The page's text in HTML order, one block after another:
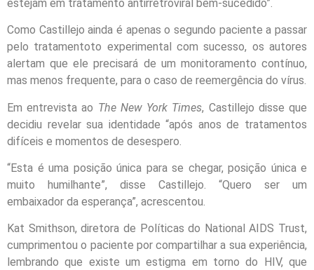
estejam em tratamento antirretroviral bem-sucedido”.
Como Castillejo ainda é apenas o segundo paciente a passar
pelo tratamentoto experimental com sucesso, os autores
alertam que ele precisará de um monitoramento contínuo,
mas menos frequente, para o caso de reemergência do vírus.
Em entrevista ao The New York Times, Castillejo disse que
decidiu revelar sua identidade “após anos de tratamentos
difíceis e momentos de desespero.
“Esta é uma posição única para se chegar, posição única e
muito humilhante”, disse Castillejo. “Quero ser um
embaixador da esperança”, acrescentou.
Kat Smithson, diretora de Políticas do National AIDS Trust,
cumprimentou o paciente por compartilhar a sua experiência,
lembrando que existe um estigma em torno do HIV, que